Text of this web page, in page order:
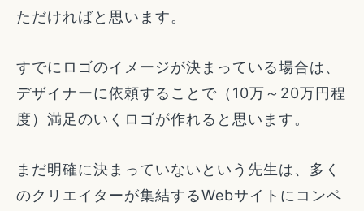
ただければと思います。
すでにロゴのイメージが決まっている場合は、
デザイナーに依頼することで（10万～20万円程
度）満足のいくロゴが作れると思います。
まだ明確に決まっていないという先生は、多く
のクリエイターが集結するWebサイトにコンペ